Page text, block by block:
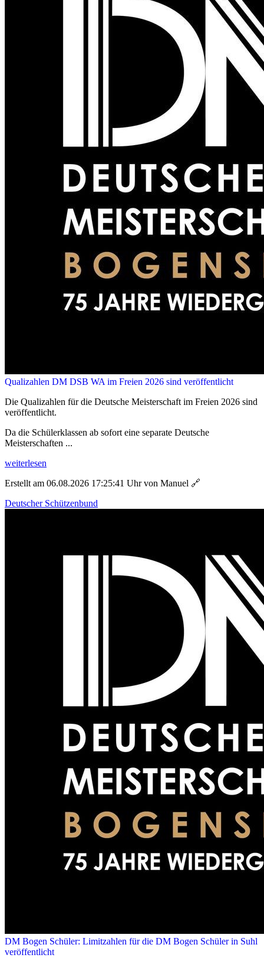
Qualizahlen DM DSB WA im Freien 2026 sind veröffentlicht
Die Qualizahlen für die Deutsche Meisterschaft im Freien 2026 sind
veröffentlicht.
Da die Schülerklassen ab sofort eine separate Deutsche
Meisterschaften ...
weiterlesen
Erstellt am 06.08.2026 17:25:41 Uhr von Manuel 🔗
Deutscher Schützenbund
DM Bogen Schüler: Limitzahlen für die DM Bogen Schüler in Suhl
veröffentlicht